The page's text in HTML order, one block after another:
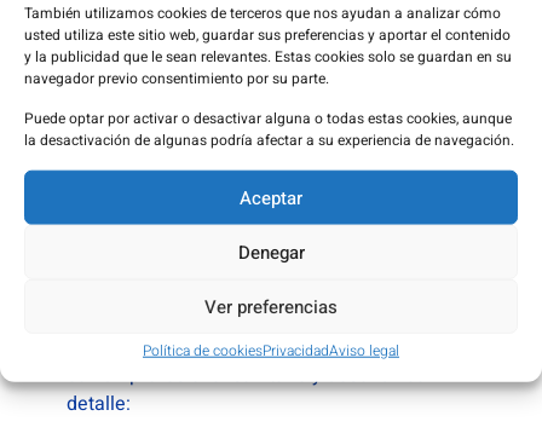
También utilizamos cookies de terceros que nos ayudan a analizar cómo
usted utiliza este sitio web, guardar sus preferencias y aportar el contenido
y la publicidad que le sean relevantes. Estas cookies solo se guardan en su
navegador previo consentimiento por su parte.
Puede optar por activar o desactivar alguna o todas estas cookies, aunque
la desactivación de algunas podría afectar a su experiencia de navegación.
Aceptar
Denegar
Ver preferencias
Política de cookiesPrivacidadAviso legal
Estudio del timo
En algunos casos se realizan pruebas de
imagen del tórax para valorar el estado del
timo, una glándula que puede estar implicada
en la enfermedad.
La importancia de actuar ante los
primeros síntomas
Si aparecen síntomas compatibles con
miastenia gravis, es recomendable consultar
con un profesional sanitario y describir con
detalle: